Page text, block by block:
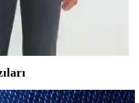
Classics ve DeFacto sweatshirt
ve kullanıcı memnuniyeti açısından